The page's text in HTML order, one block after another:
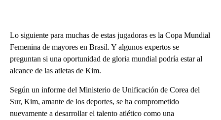
Lo siguiente para muchas de estas jugadoras es la Copa Mundial
Femenina de mayores en Brasil. Y algunos expertos se
preguntan si una oportunidad de gloria mundial podría estar al
alcance de las atletas de Kim.
Según un informe del Ministerio de Unificación de Corea del
Sur, Kim, amante de los deportes, se ha comprometido
nuevamente a desarrollar el talento atlético como una